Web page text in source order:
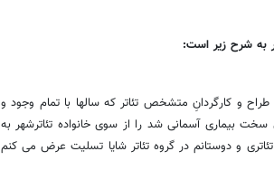
به شرح زیر است:
طراح و کارگردانِ متشخص تئاتر که سالها با تمام وجود و
بیماری آسمانی شد را از سوی خانواده تئاترشهر به
و دوستانم در گروه تئاتر شایا تسلیت عرض می کنم